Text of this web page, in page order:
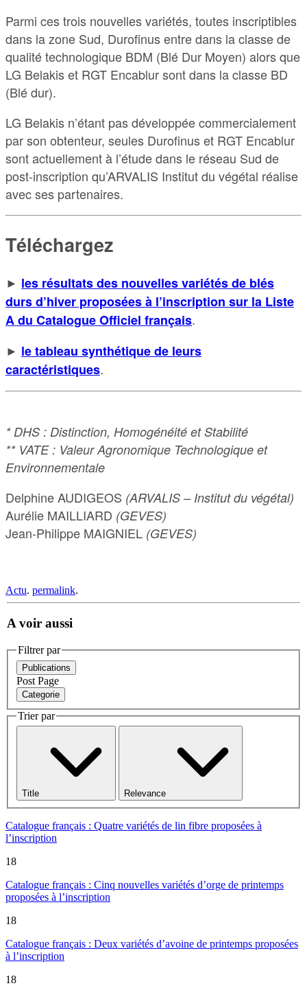
Parmi ces trois nouvelles variétés, toutes inscriptibles
dans la zone Sud, Durofinus entre dans la classe de
qualité technologique BDM (Blé Dur Moyen) alors que
LG Belakis et RGT Encablur sont dans la classe BD
(Blé dur).
LG Belakis n’étant pas développée commercialement
par son obtenteur, seules Durofinus et RGT Encablur
sont actuellement à l’étude dans le réseau Sud de
post-inscription qu’ARVALIS Institut du végétal réalise
avec ses partenaires.
Téléchargez
► les résultats des nouvelles variétés de blés
durs d’hiver proposées à l’inscription sur la Liste
A du Catalogue Officiel français.
► le tableau synthétique de leurs
caractéristiques.
* DHS : Distinction, Homogénéité et Stabilité
** VATE : Valeur Agronomique Technologique et
Environnementale
Delphine AUDIGEOS (ARVALIS – Institut du végétal)
Aurélie MAILLIARD (GEVES)
Jean-Philippe MAIGNIEL (GEVES)
Actu. permalink.
A voir aussi
Filtrer par
Publications
Post Page
Categorie
Trier par
Title Relevance
Catalogue français : Quatre variétés de lin fibre proposées à
l’inscription
18
Catalogue français : Cinq nouvelles variétés d’orge de printemps
proposées à l’inscription
18
Catalogue français : Deux variétés d’avoine de printemps proposées
à l’inscription
18